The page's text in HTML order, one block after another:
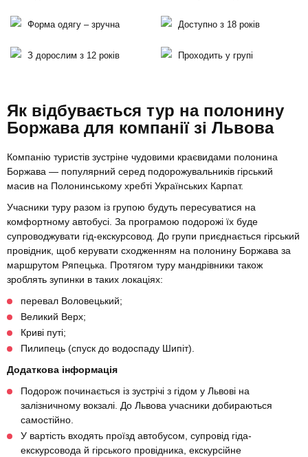
Форма одягу – зручна Доступно з 18 років
З дорослим з 12 років Проходить у групі
Як відбувається тур на полонину
Боржава для компанії зі Львова
Компанію туристів зустріне чудовими краєвидами полонина
Боржава — популярний серед подорожувальників гірський
масив на Полонинському хребті Українських Карпат.
Учасники туру разом із групою будуть пересуватися на
комфортному автобусі. За програмою подорожі їх буде
супроводжувати гід-екскурсовод. До групи приєднається гірський
провідник, щоб керувати сходженням на полонину Боржава за
маршрутом Ряпецька. Протягом туру мандрівники також
зроблять зупинки в таких локаціях:
перевал Воловецький;
Великий Верх;
Криві путі;
Пилипець (спуск до водоспаду Шипіт).
Додаткова інформація
Подорож починається із зустрічі з гідом у Львові на
залізничному вокзалі. До Львова учасники добираються
самостійно.
У вартість входять проїзд автобусом, супровід гіда-
екскурсовода й гірського провідника, екскурсійне